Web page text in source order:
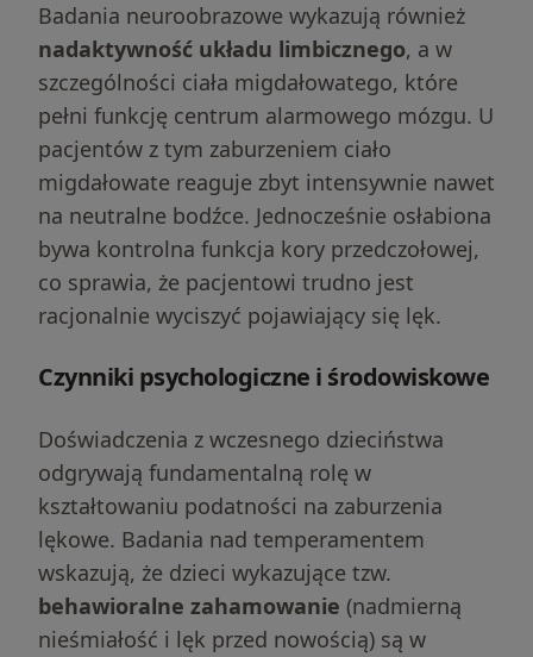
Badania neuroobrazowe wykazują również
nadaktywność układu limbicznego, a w
szczególności ciała migdałowatego, które
pełni funkcję centrum alarmowego mózgu. U
pacjentów z tym zaburzeniem ciało
migdałowate reaguje zbyt intensywnie nawet
na neutralne bodźce. Jednocześnie osłabiona
bywa kontrolna funkcja kory przedczołowej,
co sprawia, że pacjentowi trudno jest
racjonalnie wyciszyć pojawiający się lęk.
Czynniki psychologiczne i środowiskowe
Doświadczenia z wczesnego dzieciństwa
odgrywają fundamentalną rolę w
kształtowaniu podatności na zaburzenia
lękowe. Badania nad temperamentem
wskazują, że dzieci wykazujące tzw.
behawioralne zahamowanie (nadmierną
nieśmiałość i lęk przed nowością) są w